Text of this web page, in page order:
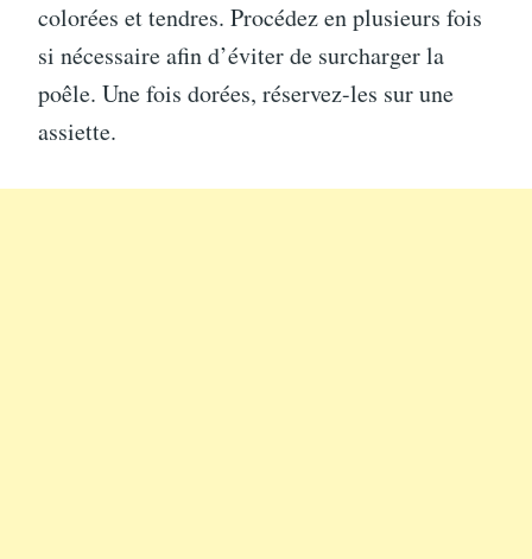
colorées et tendres. Procédez en plusieurs fois
si nécessaire afin d’éviter de surcharger la
poêle. Une fois dorées, réservez-les sur une
assiette.